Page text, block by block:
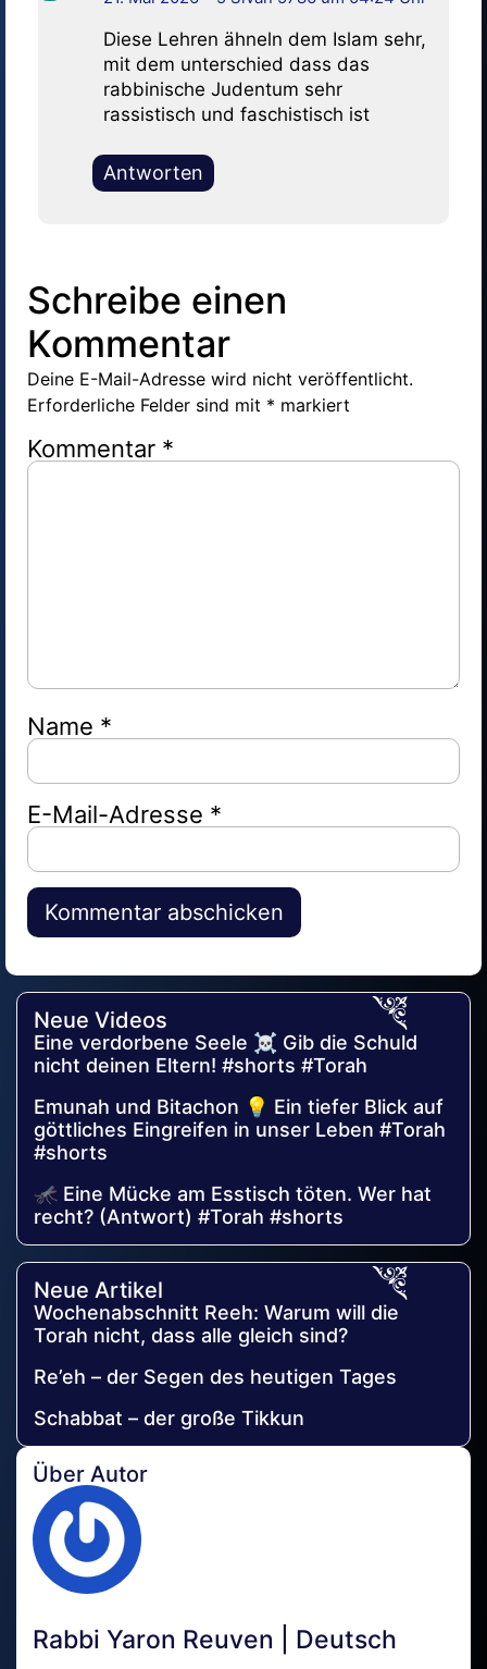
Diese Lehren ähneln dem Islam sehr,
mit dem unterschied dass das
rabbinische Judentum sehr
rassistisch und faschistisch ist
Antworten
Schreibe einen
Kommentar
Deine E-Mail-Adresse wird nicht veröffentlicht.
Erforderliche Felder sind mit * markiert
Kommentar *
Name *
E-Mail-Adresse *
Alternative:
Neue Videos
Eine verdorbene Seele ☠️ Gib die Schuld
nicht deinen Eltern! #shorts #Torah
Emunah und Bitachon 💡 Ein tiefer Blick auf
göttliches Eingreifen in unser Leben #Torah
#shorts
🦟 Eine Mücke am Esstisch töten. Wer hat
recht? (Antwort) #Torah #shorts
Neue Artikel
Wochenabschnitt Reeh: Warum will die
Torah nicht, dass alle gleich sind?
Re’eh – der Segen des heutigen Tages
Schabbat – der große Tikkun
Über Autor
Rabbi Yaron Reuven | Deutsch